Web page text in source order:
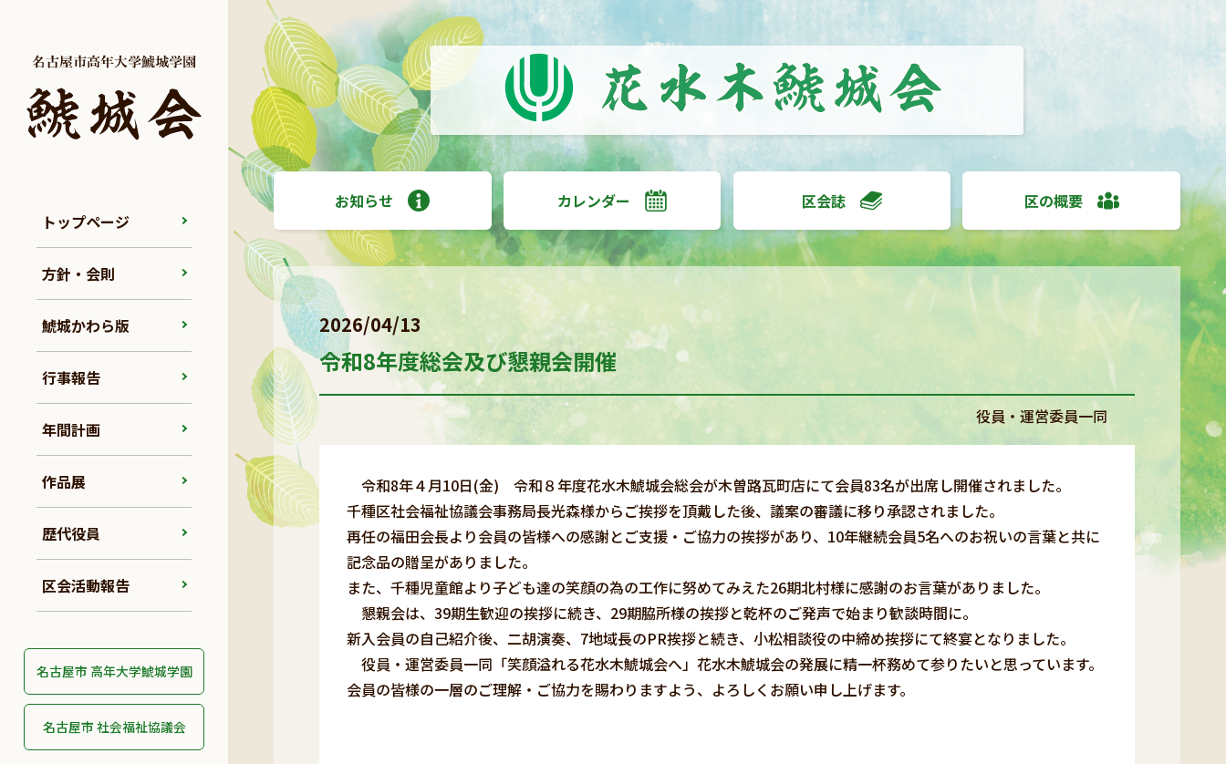
トップページ
方針・会則
鯱城かわら版
行事報告
年間計画
作品展
歴代役員
区会活動報告
名古屋市 高年大学鯱城学園
名古屋市 社会福祉協議会
お知らせ カレンダー 区会誌 区の概要
2026/04/13
令和8年度総会及び懇親会開催
役員・運営委員一同
令和8年４月10日(金) 令和８年度花水木鯱城会総会が木曽路瓦町店にて会員83名が出席し開催されました。
千種区社会福祉協議会事務局長光森様からご挨拶を頂戴した後、議案の審議に移り承認されました。
再任の福田会長より会員の皆様への感謝とご支援・ご協力の挨拶があり、10年継続会員5名へのお祝いの言葉と共に
記念品の贈呈がありました。
また、千種児童館より子ども達の笑顔の為の工作に努めてみえた26期北村様に感謝のお言葉がありました。
懇親会は、39期生歓迎の挨拶に続き、29期脇所様の挨拶と乾杯のご発声で始まり歓談時間に。
新入会員の自己紹介後、二胡演奏、7地域長のPR挨拶と続き、小松相談役の中締め挨拶にて終宴となりました。
役員・運営委員一同「笑顔溢れる花水木鯱城会へ」花水木鯱城会の発展に精一杯務めて参りたいと思っています。
会員の皆様の一層のご理解・ご協力を賜わりますよう、よろしくお願い申し上げます。